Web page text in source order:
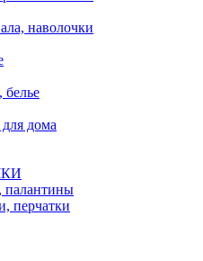
наволочки
дома
перчатки